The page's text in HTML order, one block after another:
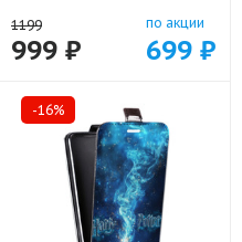
1199
999 ₽
по акции
699 ₽
-16%